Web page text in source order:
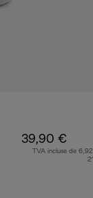
39,90 €
TVA incluse de